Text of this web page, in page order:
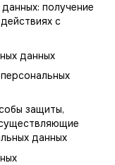
получение
с
данных
защиты,
данных